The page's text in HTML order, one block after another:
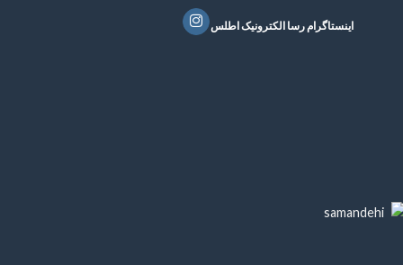
اینستاگرام رسا الکترونیک اطلس